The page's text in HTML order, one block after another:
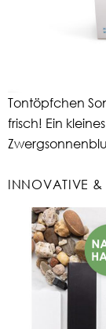
Tontöpfchen
frisch! Ein
INNOVATIVE &